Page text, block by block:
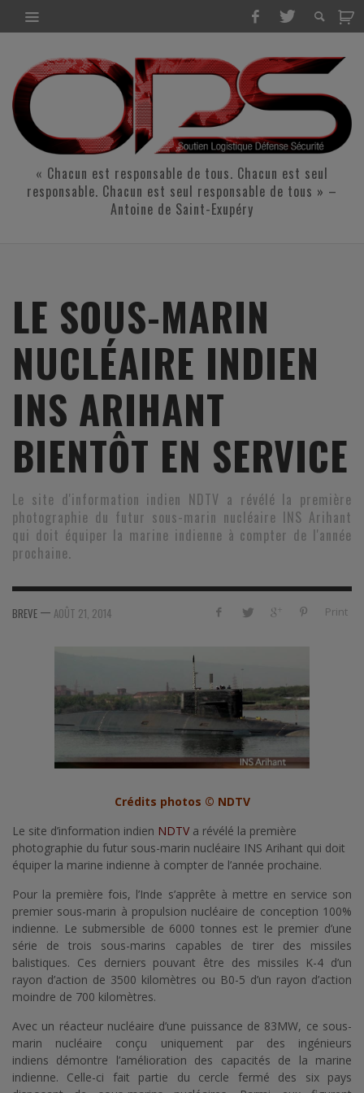
« Chacun est responsable de tous. Chacun est seul
responsable. Chacun est seul responsable de tous » –
Antoine de Saint-Exupéry
LE SOUS-MARIN
NUCLÉAIRE INDIEN
INS ARIHANT
BIENTÔT EN SERVICE
Le site d'information indien NDTV a révélé la première
photographie du futur sous-marin nucléaire INS Arihant
qui doit équiper la marine indienne à compter de l'année
prochaine.
Print
BREVE — AOÛT 21, 2014
Crédits photos © NDTV
Le site d’information indien NDTV a révélé la première
photographie du futur sous-marin nucléaire INS Arihant qui doit
équiper la marine indienne à compter de l’année prochaine.
Pour la première fois, l’Inde s’apprête à mettre en service son
premier sous-marin à propulsion nucléaire de conception 100%
indienne. Le submersible de 6000 tonnes est le premier d’une
série de trois sous-marins capables de tirer des missiles
balistiques. Ces derniers pouvant être des missiles K-4 d’un
rayon d’action de 3500 kilomètres ou B0-5 d’un rayon d’action
moindre de 700 kilomètres.
Avec un réacteur nucléaire d’une puissance de 83MW, ce sous-
marin nucléaire conçu uniquement par des ingénieurs
indiens démontre l’amélioration des capacités de la marine
indienne. Celle-ci fait partie du cercle fermé des six pays